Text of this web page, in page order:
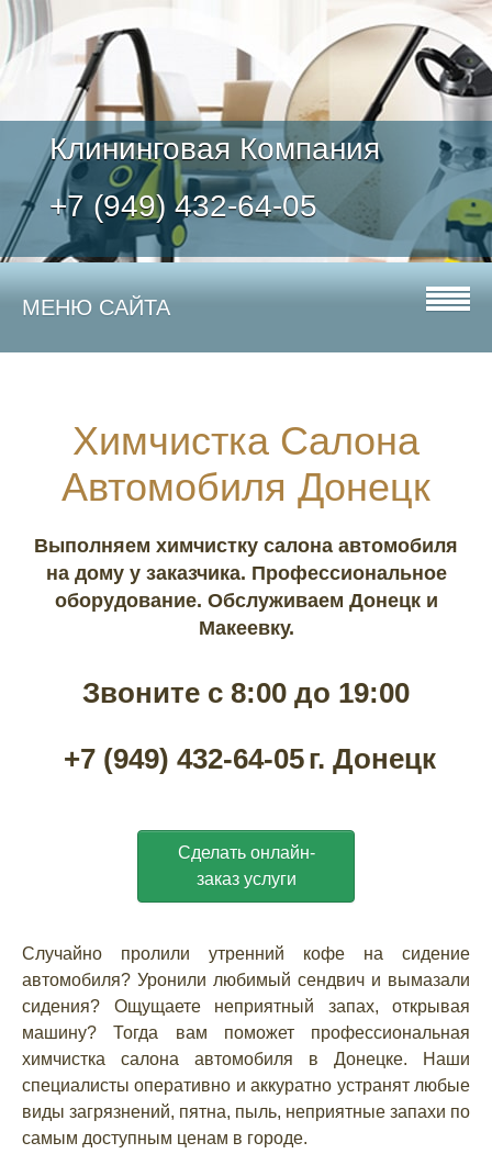
Клининговая Компания
+7 (949) 432-64-05
МЕНЮ САЙТА
Химчистка Салона
Автомобиля Донецк
Выполняем химчистку салона автомобиля
на дому у заказчика. Профессиональное
оборудование. Обслуживаем Донецк и
Макеевку.
Звоните с 8:00 до 19:00
+7 (949) 432-64-05г. Донецк
Сделать онлайн-
заказ услуги
Случайно пролили утренний кофе на сидение
автомобиля? Уронили любимый сендвич и вымазали
сидения? Ощущаете неприятный запах, открывая
машину? Тогда вам поможет профессиональная
химчистка салона автомобиля в Донецке. Наши
специалисты оперативно и аккуратно устранят любые
виды загрязнений, пятна, пыль, неприятные запахи по
самым доступным ценам в городе.